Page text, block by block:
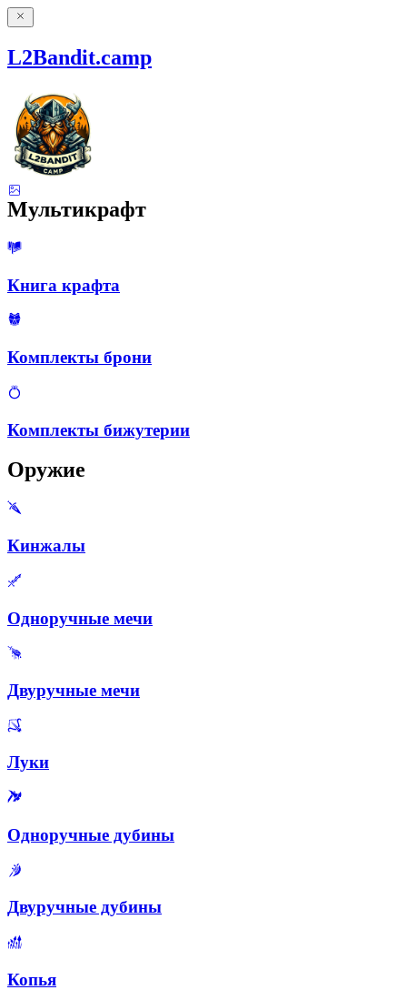
L2Bandit.camp
Мультикрафт
Книга крафта
Комплекты брони
Комплекты бижутерии
Оружие
Кинжалы
Одноручные мечи
Двуручные мечи
Луки
Одноручные дубины
Двуручные дубины
Копья